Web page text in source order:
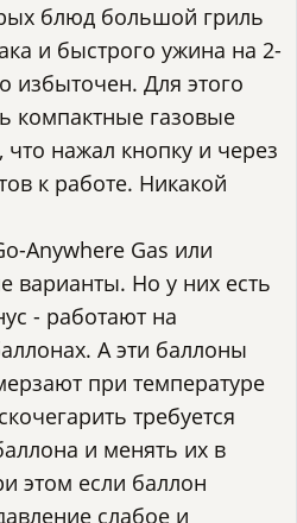
блюд большой гриль
и быстрого ужина на 2-
избыточен. Для этого
компактные газовые
нажал кнопку и через
к работе. Никакой
Anywhere Gas или
варианты. Но у них есть
- работают на
А эти баллоны
при температуре
требуется
и менять их в
этом если баллон
слабое и